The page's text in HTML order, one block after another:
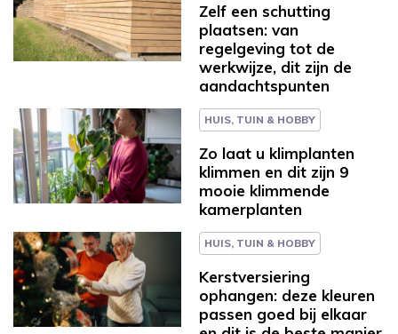
Zelf een schutting
plaatsen: van
regelgeving tot de
werkwijze, dit zijn de
aandachtspunten
HUIS, TUIN & HOBBY
Zo laat u klimplanten
klimmen en dit zijn 9
mooie klimmende
kamerplanten
HUIS, TUIN & HOBBY
Kerstversiering
ophangen: deze kleuren
passen goed bij elkaar